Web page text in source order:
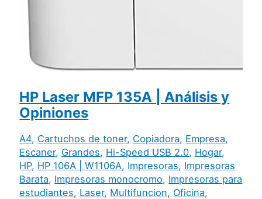
HP Laser MFP 135A | Análisis y
Opiniones
A4, Cartuchos de toner, Copiadora, Empresa,
Escaner, Grandes, Hi-Speed USB 2.0, Hogar,
HP, HP 106A | W1106A, Impresoras, Impresoras
Barata, Impresoras monocromo, Impresoras para
estudiantes, Laser, Multifuncion, Oficina,